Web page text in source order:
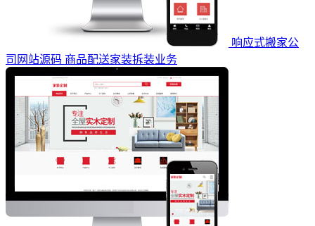
响应式搬家公
司网站源码 商品配送家装拆装业务